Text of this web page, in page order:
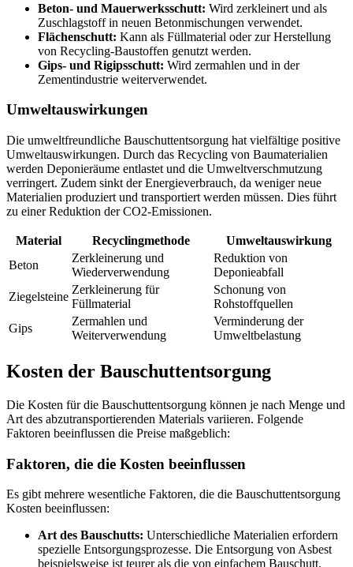
Beton- und Mauerwerksschutt: Wird zerkleinert und als
Zuschlagstoff in neuen Betonmischungen verwendet.
Flächenschutt: Kann als Füllmaterial oder zur Herstellung
von Recycling-Baustoffen genutzt werden.
Gips- und Rigipsschutt: Wird zermahlen und in der
Zementindustrie weiterverwendet.
Umweltauswirkungen
Die umweltfreundliche Bauschuttentsorgung hat vielfältige positive
Umweltauswirkungen. Durch das Recycling von Baumaterialien
werden Deponieräume entlastet und die Umweltverschmutzung
verringert. Zudem sinkt der Energieverbrauch, da weniger neue
Materialien produziert und transportiert werden müssen. Dies führt
zu einer Reduktion der CO2-Emissionen.
Material Recyclingmethode
Umweltauswirkung
Beton
Zerkleinerung und
Wiederverwendung
Reduktion von
Deponieabfall
Ziegelsteine
Zerkleinerung für
Füllmaterial
Schonung von
Rohstoffquellen
Gips
Zermahlen und
Weiterverwendung
Verminderung der
Umweltbelastung
Kosten der Bauschuttentsorgung
Die Kosten für die Bauschuttentsorgung können je nach Menge und
Art des abzutransportierenden Materials variieren. Folgende
Faktoren beeinflussen die Preise maßgeblich:
Faktoren, die die Kosten beeinflussen
Es gibt mehrere wesentliche Faktoren, die die Bauschuttentsorgung
Kosten beeinflussen:
Art des Bauschutts: Unterschiedliche Materialien erfordern
spezielle Entsorgungsprozesse. Die Entsorgung von Asbest
beispielsweise ist teurer als die von einfachem Bauschutt.